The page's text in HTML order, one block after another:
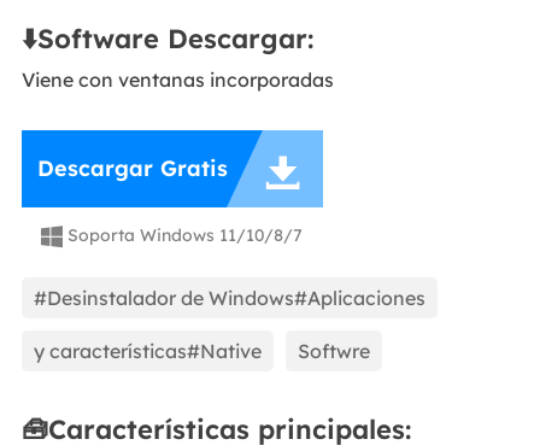
⬇️Software Descargar:
Viene con ventanas incorporadas
Descargar Gratis 
 Soporta Windows 11/10/8/7
#Desinstalador de Windows#Aplicaciones
y características#Native Softwre
🧰Características principales: